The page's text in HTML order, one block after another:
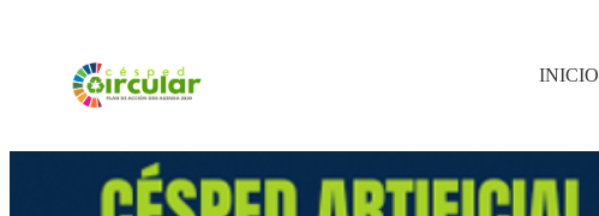
INICIO